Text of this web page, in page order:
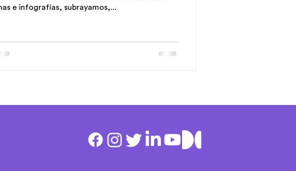
e infografías, subrayamos,...